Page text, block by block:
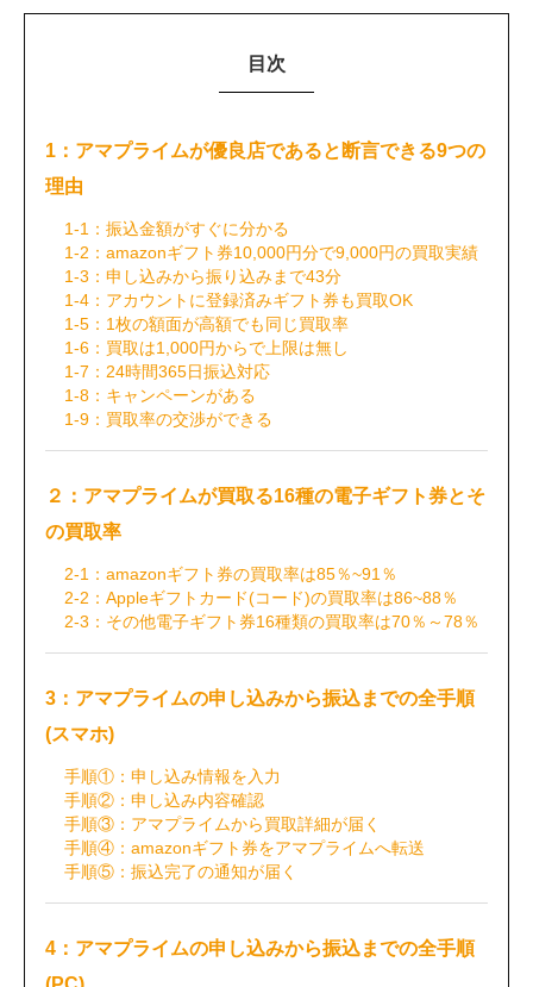
目次
1：アマプライムが優良店であると断言できる9つの
理由
1-1：振込金額がすぐに分かる
1-2：amazonギフト券10,000円分で9,000円の買取実績
1-3：申し込みから振り込みまで43分
1-4：アカウントに登録済みギフト券も買取OK
1-5：1枚の額面が高額でも同じ買取率
1-6：買取は1,000円からで上限は無し
1-7：24時間365日振込対応
1-8：キャンペーンがある
1-9：買取率の交渉ができる
２：アマプライムが買取る16種の電子ギフト券とそ
の買取率
2-1：amazonギフト券の買取率は85％~91％
2-2：Appleギフトカード(コード)の買取率は86~88％
2-3：その他電子ギフト券16種類の買取率は70％～78％
3：アマプライムの申し込みから振込までの全手順
(スマホ)
手順①：申し込み情報を入力
手順②：申し込み内容確認
手順③：アマプライムから買取詳細が届く
手順④：amazonギフト券をアマプライムへ転送
手順⑤：振込完了の通知が届く
4：アマプライムの申し込みから振込までの全手順